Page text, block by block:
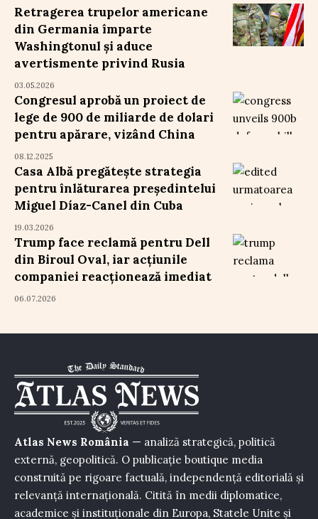
Retragerea trupelor americane
din Germania împarte
Washingtonul și aduce
avertismente privind Rusia
03.05.2026
Congresul aprobă un proiect de
lege de 900 de miliarde de dolari
pentru apărare, vizând China
08.12.2025
Casa Albă pregătește strategia
pentru înlăturarea președintelui
Miguel Díaz-Canel din Cuba
19.03.2026
Trump face reclamă pentru Dell
din Biroul Oval, iar acțiunile
companiei reacționează imediat
06.07.2026
Atlas News România — analiză strategică, politică
externă, geopolitică. O publicație boutique media
construită pe rigoare factuală, independență editorială și
relevanță internațională. Citită în medii diplomatice,
academice și instituționale din Europa, Statele Unite și